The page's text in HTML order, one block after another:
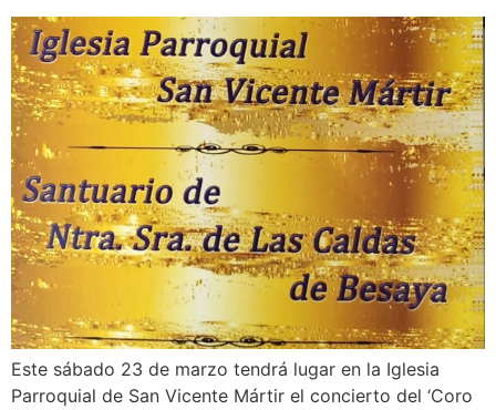
Este sábado 23 de marzo tendrá lugar en la Iglesia
Parroquial de San Vicente Mártir el concierto del ‘Coro